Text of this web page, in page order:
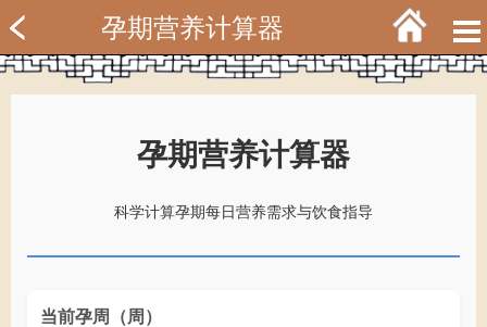
孕期营养计算器
孕期营养计算器
科学计算孕期每日营养需求与饮食指导
当前孕周（周）